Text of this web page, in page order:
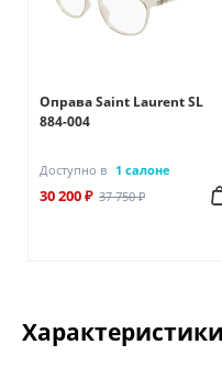
Оправа Saint Laurent SL
884-004
Доступно в 1 салоне
30 200 ₽ 37 750 ₽
Характеристики